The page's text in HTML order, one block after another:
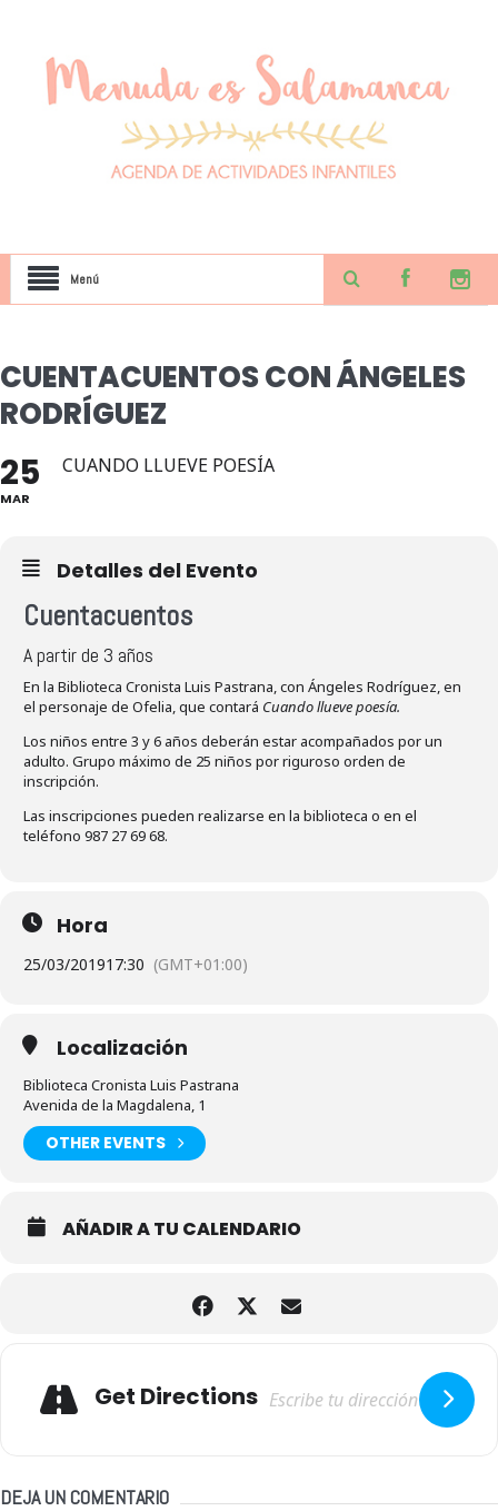
Menú
CUENTACUENTOS CON ÁNGELES
RODRÍGUEZ
25
MAR
CUANDO LLUEVE POESÍA
Detalles del Evento
Cuentacuentos
A partir de 3 años
En la Biblioteca Cronista Luis Pastrana, con Ángeles Rodríguez, en
el personaje de Ofelia, que contará Cuando llueve poesía.
Los niños entre 3 y 6 años deberán estar acompañados por un
adulto. Grupo máximo de 25 niños por riguroso orden de
inscripción.
Las inscripciones pueden realizarse en la biblioteca o en el
teléfono 987 27 69 68.
Hora
25/03/201917:30 (GMT+01:00)
Localización
Biblioteca Cronista Luis Pastrana
Avenida de la Magdalena, 1
OTHER EVENTS
AÑADIR A TU CALENDARIO
Get Directions
DEJA UN COMENTARIO